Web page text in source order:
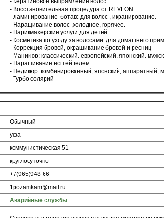
- Кератиновое выпрямление волос
- Восстановительная процедура от REVLON
- Ламинирование ,ботакс для волос , икранирование.
- Наращивание волос ,холодное, горячее.
- Парикмахерские услуги для детей
- Косметика по уходу за волосами, для домашнего
- Коррекция бровей, окрашивание бровей и ресниц
- Маникюр: классический, европейский, японский,
- Нарашивание ногтей гелем
- Педикюр: комбинированный, японский, аппаратный,
- Турбо солярий
Обычный
уфа
коммунистическая 51
круглосуточно
+7(965)948-66
1pozamkam@mail.ru
Аварийные службы